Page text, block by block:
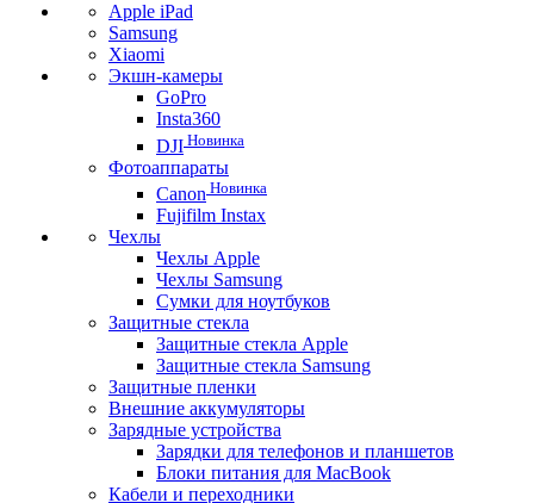
Apple iPad
Samsung
Xiaomi
Экшн-камеры
GoPro
Insta360
DJI Новинка
Фотоаппараты
Canon Новинка
Fujifilm Instax
Чехлы
Чехлы Apple
Чехлы Samsung
Сумки для ноутбуков
Защитные стекла
Защитные стекла Apple
Защитные стекла Samsung
Защитные пленки
Внешние аккумуляторы
Зарядные устройства
Зарядки для телефонов и планшетов
Блоки питания для MacBook
Кабели и переходники